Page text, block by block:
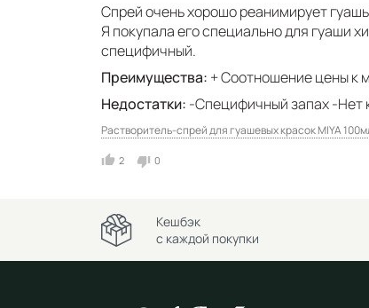
Спрей очень хорошо реанимирует
Я покупала его специально для гуаши
специфичный.
Преимущества: + Соотношение цены к
Недостатки: -Специфичный запах -Нет
Растворитель-спрей для гуашевых красок MIYA
2 0
Кешбэк
с каждой покупки